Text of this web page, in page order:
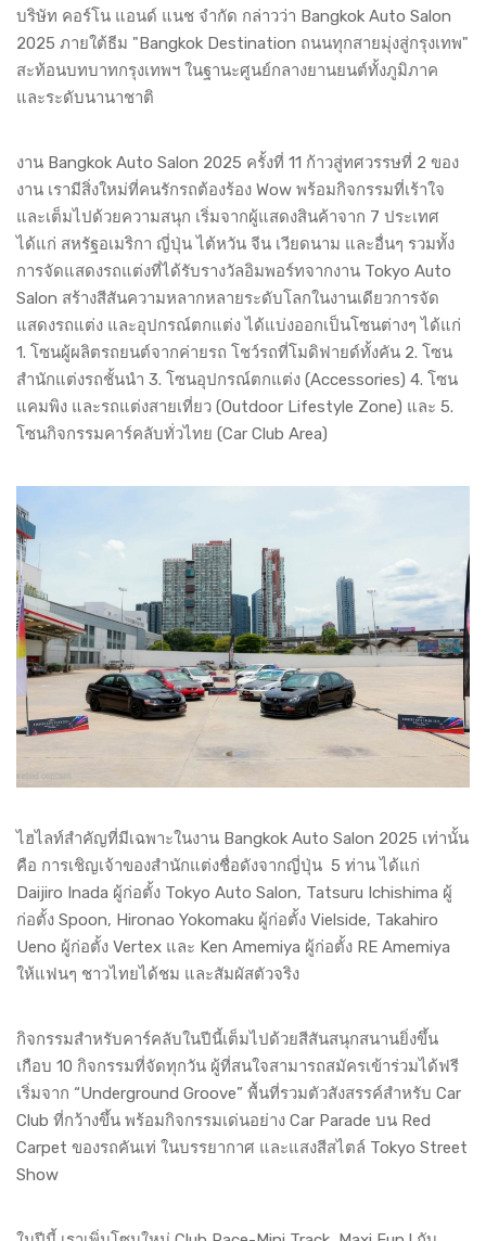
บริษัท คอร์โน แอนด์ แนช จำกัด กล่าวว่า Bangkok Auto Salon
2025 ภายใต้ธีม "Bangkok Destination ถนนทุกสายมุ่งสู่กรุงเทพ"
สะท้อนบทบาทกรุงเทพฯ ในฐานะศูนย์กลางยานยนต์ทั้งภูมิภาค
และระดับนานาชาติ
งาน Bangkok Auto Salon 2025 ครั้งที่ 11 ก้าวสู่ทศวรรษที่ 2 ของ
งาน เรามีสิ่งใหม่ที่คนรักรถต้องร้อง Wow พร้อมกิจกรรมที่เร้าใจ
และเต็มไปด้วยความสนุก เริ่มจากผู้แสดงสินค้าจาก 7 ประเทศ
ได้แก่ สหรัฐอเมริกา ญี่ปุ่น ไต้หวัน จีน เวียดนาม และอื่นๆ รวมทั้ง
การจัดแสดงรถแต่งที่ได้รับรางวัลอิมพอร์ทจากงาน Tokyo Auto
Salon สร้างสีสันความหลากหลายระดับโลกในงานเดียวการจัด
แสดงรถแต่ง และอุปกรณ์ตกแต่ง ได้แบ่งออกเป็นโซนต่างๆ ได้แก่
1. โซนผู้ผลิตรถยนต์จากค่ายรถ โชว์รถที่โมดิฟายด์ทั้งคัน 2. โซน
สำนักแต่งรถชั้นนำ 3. โซนอุปกรณ์ตกแต่ง (Accessories) 4. โซน
แคมพิง และรถแต่งสายเที่ยว (Outdoor Lifestyle Zone) และ 5.
โซนกิจกรรมคาร์คลับทั่วไทย (Car Club Area)
ไฮไลท์สำคัญที่มีเฉพาะในงาน Bangkok Auto Salon 2025 เท่านั้น
คือ การเชิญเจ้าของสำนักแต่งชื่อดังจากญี่ปุ่น 5 ท่าน ได้แก่
Daijiro Inada ผู้ก่อตั้ง Tokyo Auto Salon, Tatsuru Ichishima ผู้
ก่อตั้ง Spoon, Hironao Yokomaku ผู้ก่อตั้ง Vielside, Takahiro
Ueno ผู้ก่อตั้ง Vertex และ Ken Amemiya ผู้ก่อตั้ง RE Amemiya
ให้แฟนๆ ชาวไทยได้ชม และสัมผัสตัวจริง
กิจกรรมสำหรับคาร์คลับในปีนี้เต็มไปด้วยสีสันสนุกสนานยิ่งขึ้น
เกือบ 10 กิจกรรมที่จัดทุกวัน ผู้ที่สนใจสามารถสมัครเข้าร่วมได้ฟรี
เริ่มจาก “Underground Groove” พื้นที่รวมตัวสังสรรค์สำหรับ Car
Club ที่กว้างขึ้น พร้อมกิจกรรมเด่นอย่าง Car Parade บน Red
Carpet ของรถคันเท่ ในบรรยากาศ และแสงสีสไตล์ Tokyo Street
Show